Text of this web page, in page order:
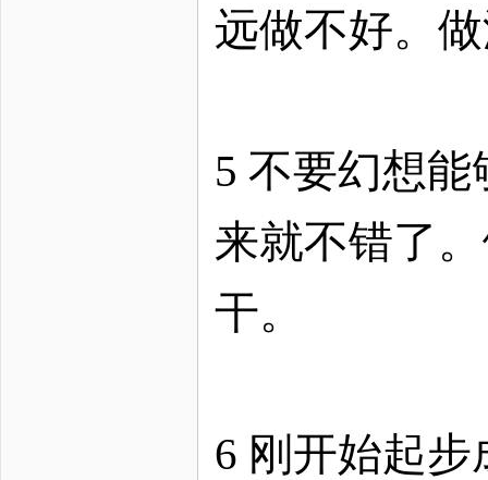
远做不好。
5 不要幻想
来就不错了
干。
6 刚开始起